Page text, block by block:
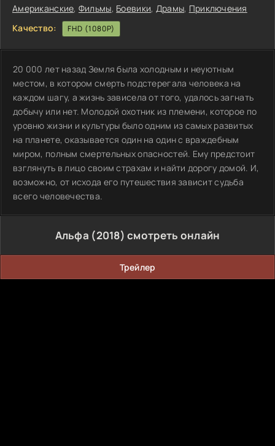
Американские, Фильмы, Боевики, Драмы, Приключения
Качество:
FHD (1080P)
20 000 лет назад Земля была холодным и неуютным
местом, в котором смерть подстерегала человека на
каждом шагу, а жизнь зависела от того, удалось загнать
добычу или нет. Молодой охотник из племени, которое по
уровню жизни и культуры было одним из самых развитых
на планете, оказывается один на один с враждебным
миром, полным смертельных опасностей. Ему предстоит
взглянуть в лицо своим страхам и найти дорогу домой. И,
возможно, от исхода его путешествия зависит судьба
всего человечества.
Альфа (2018) смотреть онлайн
Трейлер